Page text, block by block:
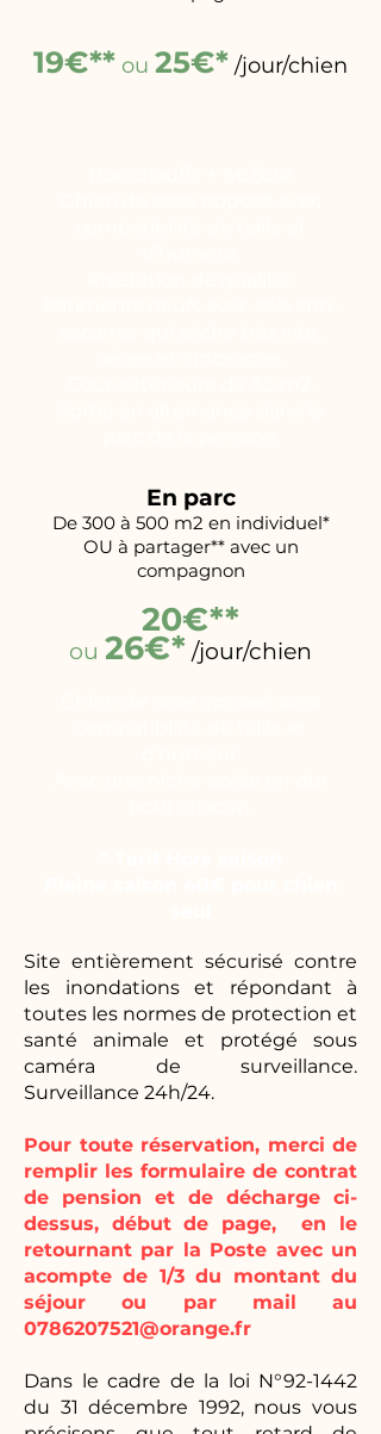
19€** ou 25€* /jour/chien
En parc
De 300 à 500 m2 en individuel*
OU à partager** avec un
compagnon
20€**
ou 26€* /jour/chien
Site entièrement sécurisé contre
les inondations et répondant à
toutes les normes de protection et
santé animale et protégé sous
caméra de surveillance.
Surveillance 24h/24.
Pour toute réservation, merci de
remplir les formulaire de contrat
de pension et de décharge ci-
dessus, début de page, en le
retournant par la Poste avec un
acompte de 1/3 du montant du
séjour ou par mail au
0786207521@orange.fr
Dans le cadre de la loi N°92-1442
du 31 décembre 1992, nous vous